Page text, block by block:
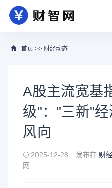
首页 >> 财经动态
A股主流宽基
级"："三新"
风向
2025-12-28 发布在 财
网